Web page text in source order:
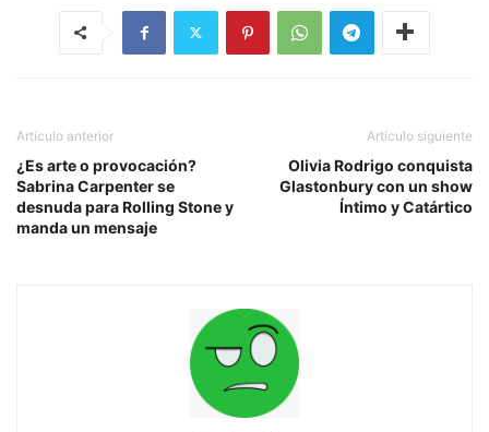
Artículo anterior
¿Es arte o provocación?
Sabrina Carpenter se
desnuda para Rolling Stone y
manda un mensaje
Artículo siguiente
Olivia Rodrigo conquista
Glastonbury con un show
Íntimo y Catártico